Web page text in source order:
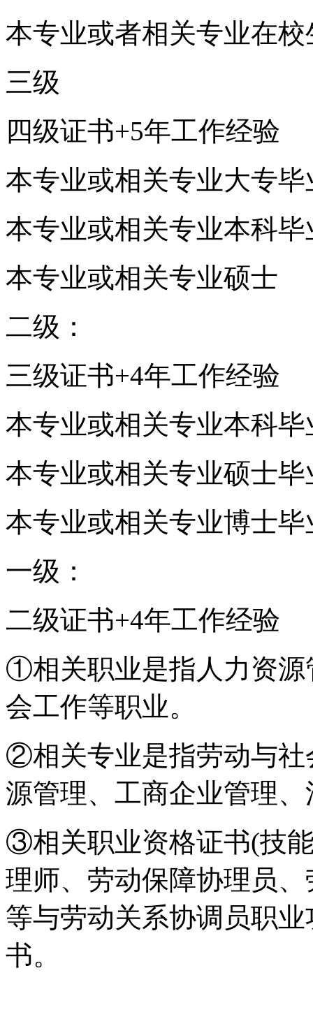
本专业或者相关专业在
三级
四级证书+5年工作经验
本专业或相关专业大专
本专业或相关专业本科
本专业或相关专业硕士
二级：
三级证书+4年工作经验
本专业或相关专业本科
本专业或相关专业硕士
本专业或相关专业博士
一级：
二级证书+4年工作经验
①相关职业是指人力资源
会工作等职业。
②相关专业是指劳动与社
源管理、工商企业管理
③相关职业资格证书(技
理师、劳动保障协理员
等与劳动关系协调员职
书。